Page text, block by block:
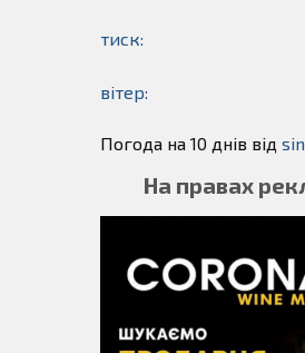
тиск:
вітер:
Погода на 10 днів від
На правах